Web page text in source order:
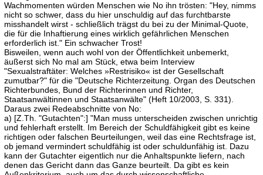
Wachmomenten würden Menschen wie No ihn trösten: "Hey, nimms
nicht so schwer, dass du hier unschuldig auf das furchtbarste
misshandelt wirst - schließlich trägst du bei zu der Minimal-Quote,
die für die Inhaftierung eines wirklich gefährlichen Menschen
erforderlich ist." Ein schwacher Trost!
Bisweilen, wenn auch wohl von der Öffentlichkeit unbemerkt,
äußerst sich No mal am Stück, etwa beim Interview
"Sexualstraftäter: Welches »Restrisiko« ist der Gesellschaft
zumutbar?" für die "Deutsche Richterzeitung. Organ des Deutschen
Richterbundes, Bund der Richterinnen und Richter,
Staatsanwältinnen und Staatsanwälte" (Heft 10/2003, S. 331).
Daraus zwei Redeabschnitte von No:
a) [Z.Th. "Gutachten":] "Man muss unterscheiden zwischen unrichtig
und fehlerhaft erstellt. Im Bereich der Schuldfähigkeit gibt es keine
richtigen oder falschen Beurteilungen, weil das eine Rechtsfrage ist,
ob jemand vermindert schuldfähig ist oder schuldunfähig ist. Dazu
kann der Gutachter eigentlich nur die Anhaltspunkte liefern, nach
denen das Gericht dann das Ganze beurteilt. Da gibt es kein